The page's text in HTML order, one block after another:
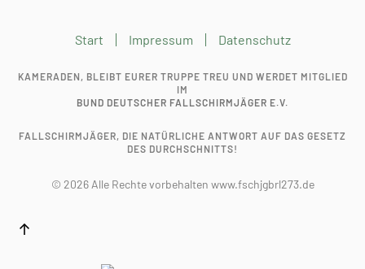
Start Impressum Datenschutz
KAMERADEN, BLEIBT EURER TRUPPE TREU UND WERDET MITGLIED
IM
BUND DEUTSCHER FALLSCHIRMJÄGER E.V.
FALLSCHIRMJÄGER, DIE NATÜRLICHE ANTWORT AUF DAS GESETZ
DES DURCHSCHNITTS!
© 2026Alle Rechte vorbehalten www.fschjgbrl273.de